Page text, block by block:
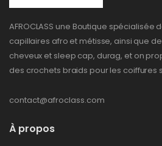
AFROCLASS une Boutique spécialisée
capillaires afro et métisse, ainsi que
cheveux et sleep cap, durag, et on
des crochets braids pour les coiffures
contact@afroclass.com
À propos